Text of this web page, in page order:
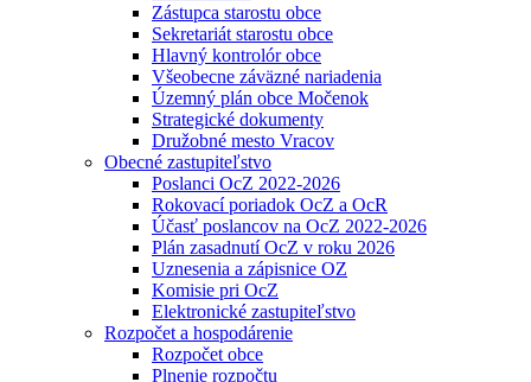
Zástupca starostu obce
Sekretariát starostu obce
Hlavný kontrolór obce
Všeobecne záväzné nariadenia
Územný plán obce Močenok
Strategické dokumenty
Družobné mesto Vracov
Obecné zastupiteľstvo
Poslanci OcZ 2022-2026
Rokovací poriadok OcZ a OcR
Účasť poslancov na OcZ 2022-2026
Plán zasadnutí OcZ v roku 2026
Uznesenia a zápisnice OZ
Komisie pri OcZ
Elektronické zastupiteľstvo
Rozpočet a hospodárenie
Rozpočet obce
Plnenie rozpočtu